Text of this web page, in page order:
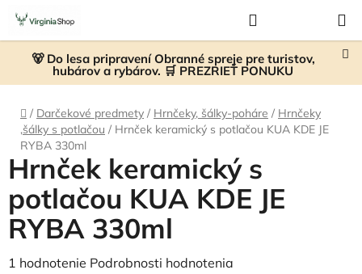
Prejsť
obsah
🐻 Do lesa pripravení Obranné spreje pre turistov,
hubárov a rybárov. 🛒 PREZRIEŤ PONUKU
KOŠÍK
Domov
/ Darčekové predmety / Hrnčeky, šálky-poháre / Hrnčeky
,šálky s potlačou / Hrnček keramický s potlačou KUA KDE JE
RYBA 330ml
Hrnček keramický s
potlačou KUA KDE JE
RYBA 330ml
Priemerné
1 hodnotenie Podrobnosti hodnotenia